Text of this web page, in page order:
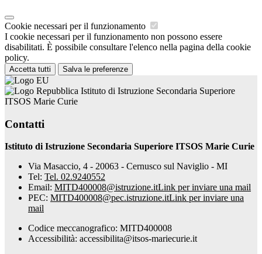
Cookie necessari per il funzionamento
I cookie necessari per il funzionamento non possono essere
disabilitati. È possibile consultare l'elenco nella pagina della cookie
policy.
Accetta tutti Salva le preferenze
Istituto di Istruzione Secondaria Superiore
ITSOS Marie Curie
Contatti
Istituto di Istruzione Secondaria Superiore ITSOS Marie Curie
Via Masaccio, 4 - 20063 - Cernusco sul Naviglio - MI
Tel: Tel. 02.9240552
Email: MITD400008@istruzione.itLink per inviare una mail
PEC: MITD400008@pec.istruzione.itLink per inviare una
mail
Codice meccanografico: MITD400008
Accessibilità: accessibilita@itsos-mariecurie.it